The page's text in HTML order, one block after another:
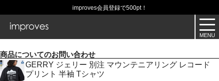
improves会員登録で500pt！
商品についてのお問い合わせ
GERRY ジェリー 別注 マウンテニアリング レコード
プリント 半袖 Tシャツ